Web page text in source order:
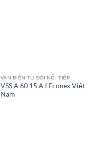
VAN ĐIỆN TỪ ĐÔI NỐI TIẾP
VSS A 60 15 A I Econex Việt
Nam